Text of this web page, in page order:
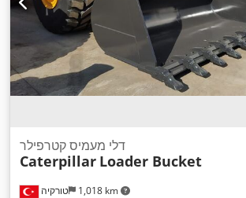
טורקיה 1,018 km
דלי מעמיס קטרפילר
Caterpillar Loader Bucket